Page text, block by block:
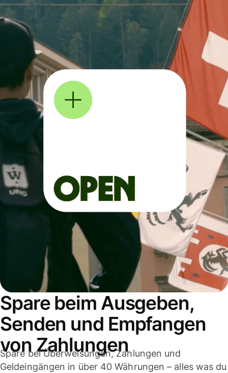
Spare beim Ausgeben,
Senden und Empfangen
von Zahlungen
Spare bei Überweisungen, Zahlungen und
Geldeingängen in über 40 Währungen – alles was du